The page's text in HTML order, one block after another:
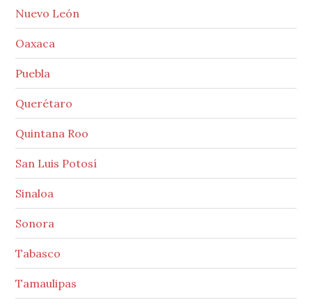
Nuevo León
Oaxaca
Puebla
Querétaro
Quintana Roo
San Luis Potosí
Sinaloa
Sonora
Tabasco
Tamaulipas